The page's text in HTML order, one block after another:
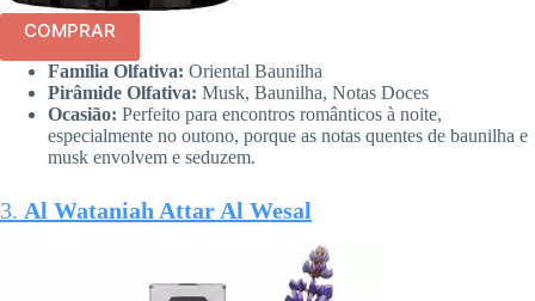
COMPRAR
Família Olfativa: Oriental Baunilha
Pirâmide Olfativa: Musk, Baunilha, Notas Doces
Ocasião: Perfeito para encontros românticos à noite,
especialmente no outono, porque as notas quentes de baunilha e
musk envolvem e seduzem.
3. Al Wataniah Attar Al Wesal